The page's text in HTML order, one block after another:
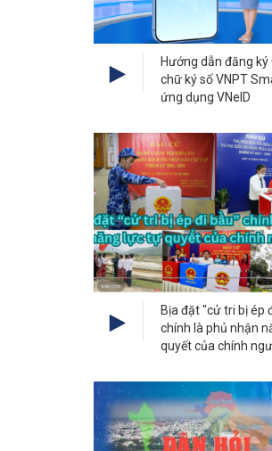
Hướng dẫn đăng
chữ ký số VNPT
ứng dụng VNeID
Bịa đặt "cử tri bị ép
chính là phủ nhận
quyết của chính